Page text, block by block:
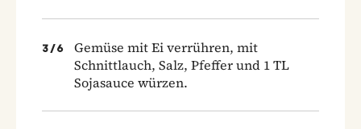
3 /6
Gemüse mit Ei verrühren, mit
Schnittlauch, Salz, Pfeffer und 1 TL
Sojasauce würzen.